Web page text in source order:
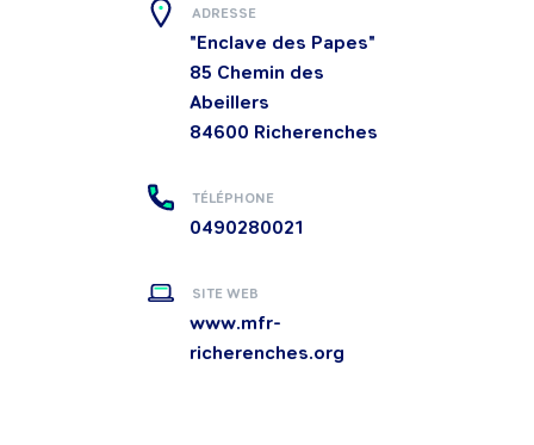
ADRESSE
"Enclave des Papes"
85 Chemin des
Abeillers
84600 Richerenches
TÉLÉPHONE
0490280021
SITE WEB
www.mfr-
richerenches.org